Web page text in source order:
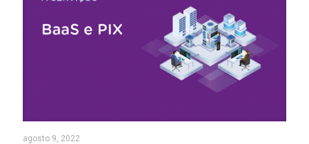
agosto 9, 2022